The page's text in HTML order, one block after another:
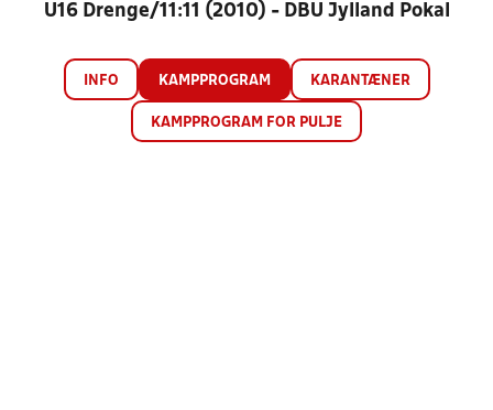
U16 Drenge/11:11 (2010) - DBU Jylland Pokal
INFO KAMPPROGRAM KARANTÆNER
KAMPPROGRAM FOR PULJE